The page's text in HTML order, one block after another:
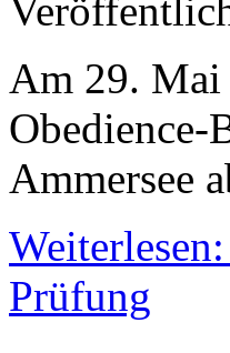
Am 29. Mai
Obedience-
Ammersee
Prüfung